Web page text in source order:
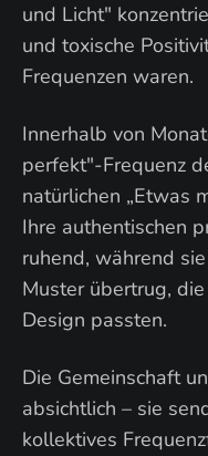
und Licht"
und toxische
Frequenzen waren.
Innerhalb von
perfekt"-Frequenz
natürlichen „Etwas
Ihre authentischen
ruhend, während
Muster übertrug,
Design passten.
Die Gemeinschaft
absichtlich – sie
kollektives